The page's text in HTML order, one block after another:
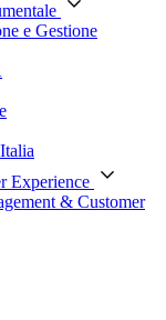
e Gestione
Experience
& Customer